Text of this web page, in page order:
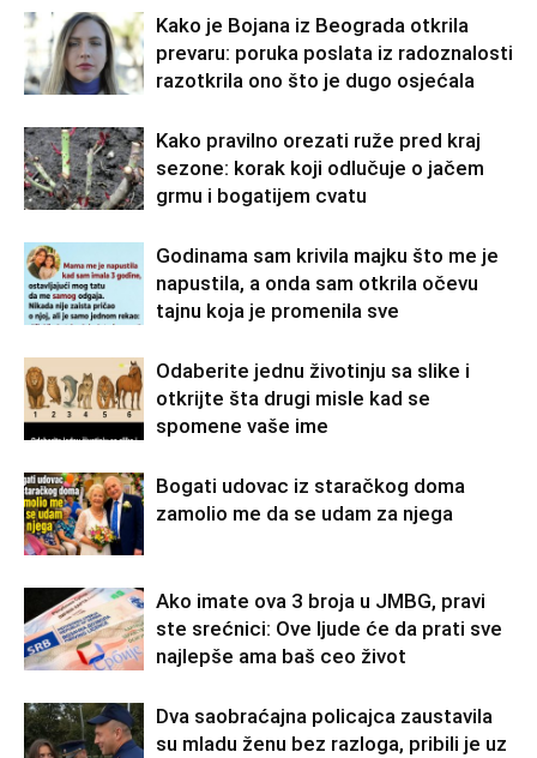
Kako je Bojana iz Beograda otkrila
prevaru: poruka poslata iz radoznalosti
razotkrila ono što je dugo osjećala
Kako pravilno orezati ruže pred kraj
sezone: korak koji odlučuje o jačem
grmu i bogatijem cvatu
Godinama sam krivila majku što me je
napustila, a onda sam otkrila očevu
tajnu koja je promenila sve
Odaberite jednu životinju sa slike i
otkrijte šta drugi misle kad se
spomene vaše ime
Bogati udovac iz staračkog doma
zamolio me da se udam za njega
Ako imate ova 3 broja u JMBG, pravi
ste srećnici: Ove ljude će da prati sve
najlepše ama baš ceo život
Dva saobraćajna policajca zaustavila
su mladu ženu bez razloga, pribili je uz